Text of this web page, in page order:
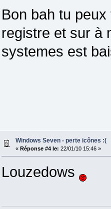
Bon bah tu
registre et sur à
systemes est
Windows Seven - perte icônes :(
« Réponse #4 le: 22/01/10 15:46 »
Louzedows